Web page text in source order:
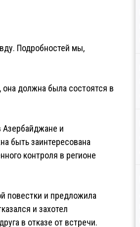
Подробностей мы,
она должна была состоятся в
Азербайджане и
быть заинтересована
контроля в регионе
повестки и предложила
и захотел
в отказе от встречи.